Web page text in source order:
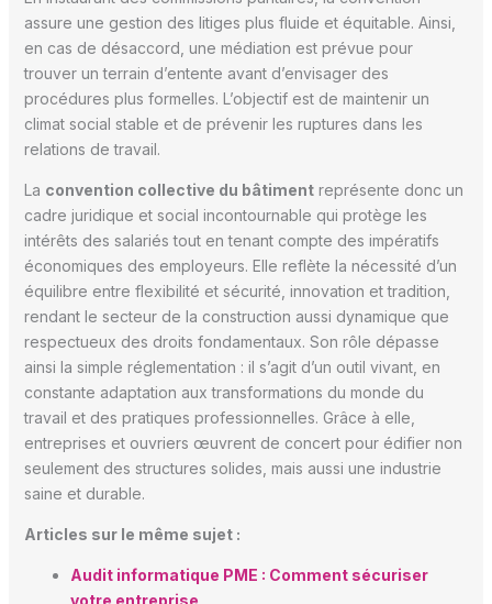
assure une gestion des litiges plus fluide et équitable. Ainsi,
en cas de désaccord, une médiation est prévue pour
trouver un terrain d’entente avant d’envisager des
procédures plus formelles. L’objectif est de maintenir un
climat social stable et de prévenir les ruptures dans les
relations de travail.
La convention collective du bâtimentreprésente donc un
cadre juridique et social incontournable qui protège les
intérêts des salariés tout en tenant compte des impératifs
économiques des employeurs. Elle reflète la nécessité d’un
équilibre entre flexibilité et sécurité, innovation et tradition,
rendant le secteur de la construction aussi dynamique que
respectueux des droits fondamentaux. Son rôle dépasse
ainsi la simple réglementation : il s’agit d’un outil vivant, en
constante adaptation aux transformations du monde du
travail et des pratiques professionnelles. Grâce à elle,
entreprises et ouvriers œuvrent de concert pour édifier non
seulement des structures solides, mais aussi une industrie
saine et durable.
Articles sur le même sujet :
Audit informatique PME : Comment sécuriser